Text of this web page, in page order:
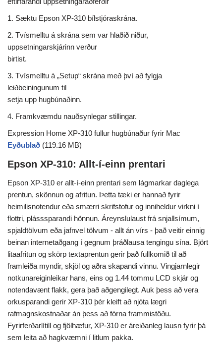
1. Sæktu Epson XP-310 bílstjóraskrána.
2. Tvísmelltu á skrána sem var hlaðið niður,
uppsetningarskjárinn verður
birtist.
3. Tvísmelltu á „Setup“ skrána með því að fylgja
leiðbeiningunum til
setja upp hugbúnaðinn.
4. Framkvæmdu nauðsynlegar stillingar.
Expression Home XP-310 fullur hugbúnaður fyrir Mac
Eyðublað (119.16 MB)
Epson XP-310: Allt-í-einn prentari
Epson XP-310 er allt-í-einn prentari sem lágmarkar daglega
prentun, skönnun og afritun. Þetta tæki er hannað fyrir
heimilisnotendur eða smærri skrifstofur og inniheldur virkni í
flottri, plásssparandi hönnun. Áreynslulaust frá snjallsímum,
spjaldtölvum eða jafnvel tölvum - allt án vírs - það veitir einnig
beinan internetaðgang í gegnum þráðlausa tengingu sína. Björt
litaafritun og skörp textaprentun gerir það fullkomið til að
framleiða myndir, skjöl og aðra skapandi vinnu. Vingjarnlegir
notkunareiginleikar hans, eins og 1.44 tommu LCD skjár og
notendavænt flakk, gera það aðgengilegt. Auk þess að vera
orkusparandi gerir XP-310 þér kleift að njóta lægri
rafmagnskostnaðar án þess að fórna frammistöðu.
Fyrirferðarlítill og fjölhæfur, XP-310 er áreiðanleg lausn fyrir þá
sem leita að hagkvæmni í litlum pakka.